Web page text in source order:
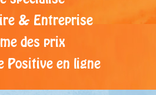
& Entreprise
des prix
Positive en ligne